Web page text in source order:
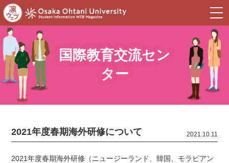
国際教育交流セン
ター
2021年度春期海外研修について 2021.10.11
2021年度春期海外研修（ニュージーランド、韓国、モラビアン